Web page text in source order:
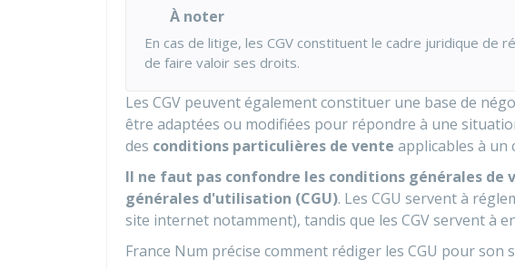
À noter
En cas de litige, les CGV constituent le cadre juridique de
de faire valoir ses droits.
Les CGV peuvent également constituer une base de
être adaptées ou modifiées pour répondre à une
des conditions particulières de vente applicables à un
Il ne faut pas confondre les conditions générales de
générales d'utilisation (CGU). Les CGU servent à
site internet notamment), tandis que les CGVservent à
France Num précise comment rédiger les CGU pour son